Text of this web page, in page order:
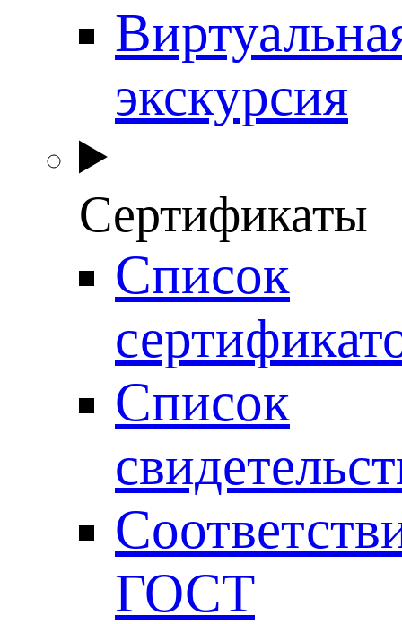
экскурсия
Сертификаты
Список
Список
ГОСТ